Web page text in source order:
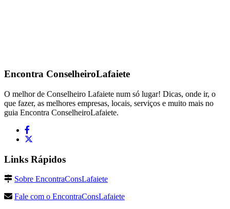
Encontra ConselheiroLafaiete
O melhor de Conselheiro Lafaiete num só lugar! Dicas, onde ir, o
que fazer, as melhores empresas, locais, serviços e muito mais no
guia Encontra ConselheiroLafaiete.
Links Rápidos
Sobre EncontraConsLafaiete
Fale com o EncontraConsLafaiete